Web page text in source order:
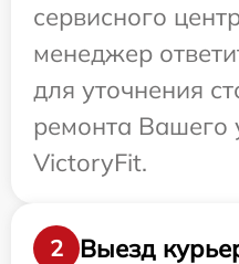
сервисного
менеджер
для уточнения
ремонта Вашего
VictoryFit.
2 Выезд